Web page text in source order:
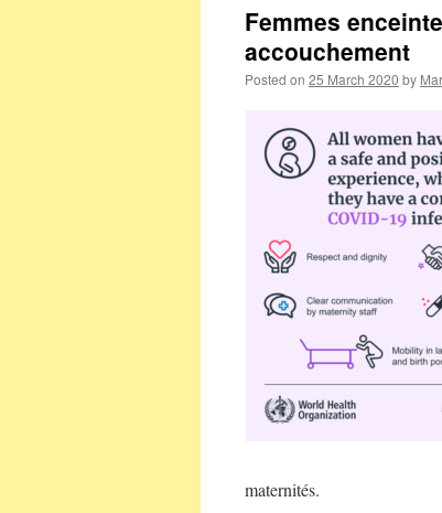
Femmes
accouchement
Posted on 25 March 2020 by
maternités.